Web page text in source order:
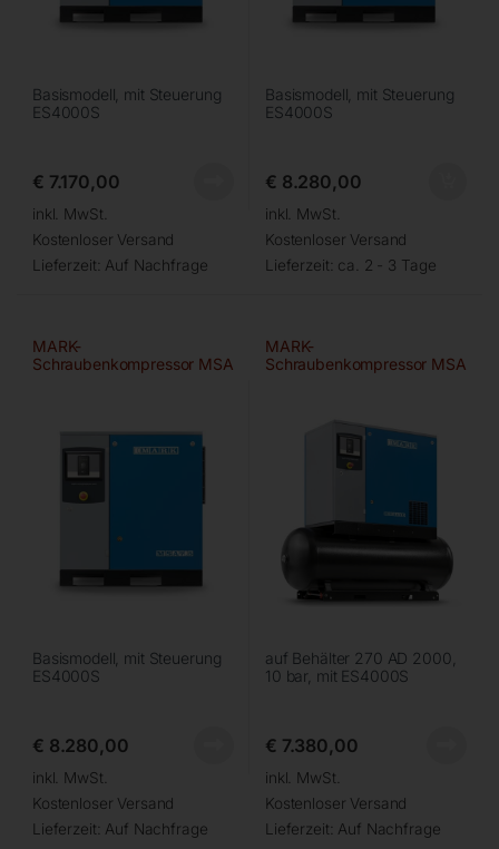
Basismodell, mit Steuerung
ES4000S
€ 7.170,00
inkl. MwSt.
Kostenloser Versand
Lieferzeit: Auf Nachfrage
Basismodell, mit Steuerung
ES4000S
€ 8.280,00
inkl. MwSt.
Kostenloser Versand
Lieferzeit: ca. 2 - 3 Tage
MARK-
Schraubenkompressor MSA
Basismodell, mit Steuerung
ES4000S
€ 8.280,00
inkl. MwSt.
Kostenloser Versand
Lieferzeit: Auf Nachfrage
MARK-
Schraubenkompressor MSA
auf Behälter 270 AD 2000,
10 bar, mit ES4000S
€ 7.380,00
inkl. MwSt.
Kostenloser Versand
Lieferzeit: Auf Nachfrage